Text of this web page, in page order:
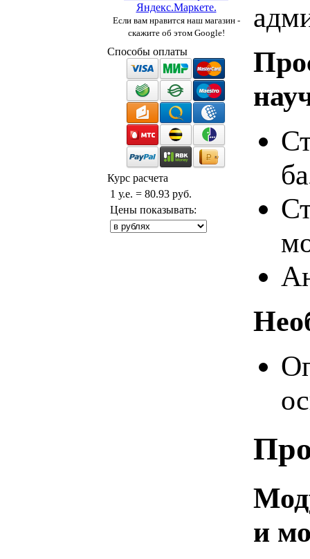
Если вам нравится наш магазин -
скажите об этом Google!
Способы оплаты
Курс расчета
1 у.е. = 80.93 руб.
Цены показывать:
и